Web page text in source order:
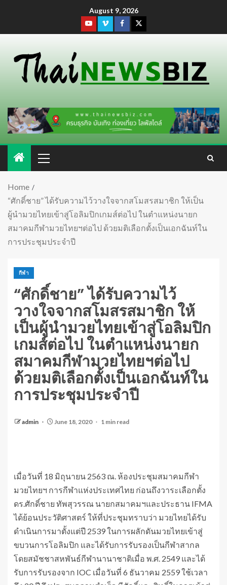
August 9, 2026
Home
“ศักดิ์ชาย” ได้รับความไว้วางใจจากสโมสรสมาชิก ให้เป็น
ผู้นำมวยไทยเข้าสู่โอลิมปิกเกมส์ต่อไป ในตำแหน่งนายก
สมาคมกีฬามวยไทยฯต่อไป ด้วยมติเลือกตั้งเป็นเอกฉันท์ใน
การประชุมประจำปี
กีฬา
“ศักดิ์ชาย” ได้รับความไว้
วางใจจากสโมสรสมาชิก ให้
เป็นผู้นำมวยไทยเข้าสู่โอลิมปิก
เกมส์ต่อไป ในตำแหน่งนายก
สมาคมกีฬามวยไทยฯต่อไป
ด้วยมติเลือกตั้งเป็นเอกฉันท์ใน
การประชุมประจำปี
admin June 18, 2020 1 min read
เมื่อวันที่ 18 มิถุนายน 2563 ณ. ห้องประชุมสมาคมกีฬา
มวยไทยฯ การกีฬาแห่งประเทศไทย ก่อนถึงวาระเลือกตั้ง
ดร.ศักดิ์ชาย ทัพสุวรรณ นายกสมาคมฯและประธาน IFMA
ได้ย้อนประวัติศาสตร์ ให้ที่ประชุมทราบว่า มวยไทยได้รับ
ดำเนินการมาตั้งแต่ปี 2539 ในการผลักดันมวยไทยเข้าสู่
ขบวนการโอลิมปิก และได้รับการรับรองเป็นกีฬาสากล
โดยสมัชชาสหพันธ์กีฬานานาชาติเมื่อ พ.ศ. 2549 และได้
รับการรับรองจาก IOC เมื่อวันที่ 6 ธันวาคม 2559 ใช้เวลา